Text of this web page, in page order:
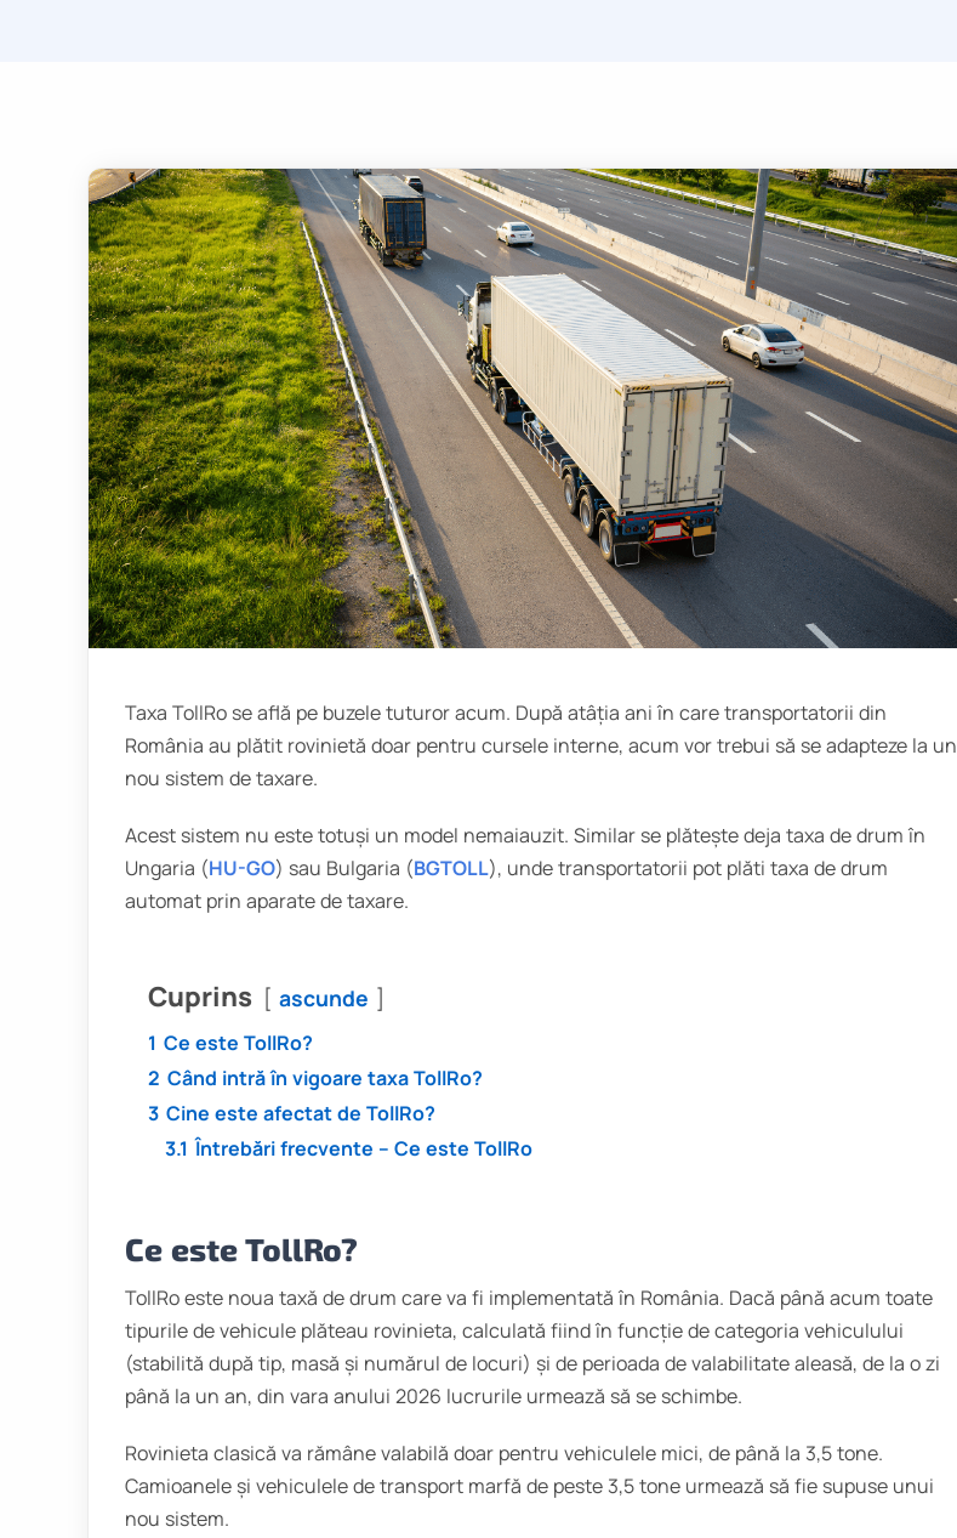
Taxa TollRo se află pe buzele tuturor acum. După atâția ani în care transportatorii din
România au plătit rovinietă doar pentru cursele interne, acum vor trebui să se adapteze la un
nou sistem de taxare.
Acest sistem nu este totuși un model nemaiauzit. Similar se plătește deja taxa de drum în
Ungaria (HU-GO) sau Bulgaria (BGTOLL), unde transportatorii pot plăti taxa de drum
automat prin aparate de taxare.
Cuprins ascunde
1 Ce este TollRo?
2 Când intră în vigoare taxa TollRo?
3 Cine este afectat de TollRo?
3.1 Întrebări frecvente – Ce este TollRo
Ce este TollRo?
TollRo este noua taxă de drum care va fi implementată în România. Dacă până acum toate
tipurile de vehicule plăteau rovinieta, calculată fiind în funcție de categoria vehiculului
(stabilită după tip, masă și numărul de locuri) și de perioada de valabilitate aleasă, de la o zi
până la un an, din vara anului 2026 lucrurile urmează să se schimbe.
Rovinieta clasică va rămâne valabilă doar pentru vehiculele mici, de până la 3,5 tone.
Camioanele și vehiculele de transport marfă de peste 3,5 tone urmează să fie supuse unui
nou sistem.